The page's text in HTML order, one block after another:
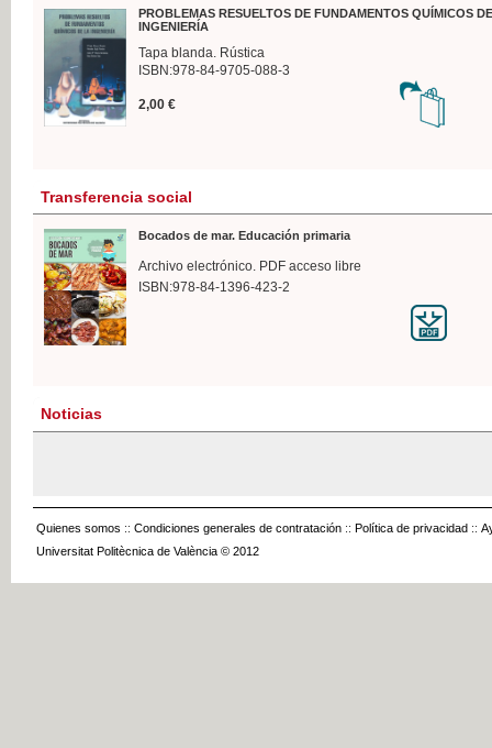
PROBLEMAS RESUELTOS DE FUNDAMENTOS QUÍMICOS
INGENIERÍA
Tapa blanda. Rústica
ISBN:978-84-9705-088-3
2,00 €
Transferencia social
Bocados de mar. Educación primaria
Archivo electrónico. PDF acceso libre
ISBN:978-84-1396-423-2
Noticias
Quienes somos :: Condiciones generales de contratación :: Política de privacidad ::
Universitat Politècnica de València © 2012